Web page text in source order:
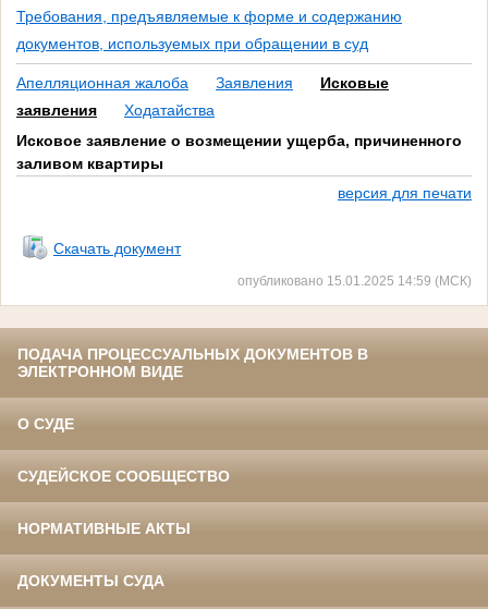
Требования, предъявляемые к форме и содержанию
документов, используемых при обращении в суд
Апелляционная жалоба Заявления
Исковые
заявления
Ходатайства
Исковое заявление о возмещении ущерба, причиненного
заливом квартиры
версия для печати
Скачать документ
опубликовано 15.01.2025 14:59 (МСК)
ПОДАЧА ПРОЦЕССУАЛЬНЫХ ДОКУМЕНТОВ В
ЭЛЕКТРОННОМ ВИДЕ
О СУДЕ
СУДЕЙСКОЕ СООБЩЕСТВО
НОРМАТИВНЫЕ АКТЫ
ДОКУМЕНТЫ СУДА